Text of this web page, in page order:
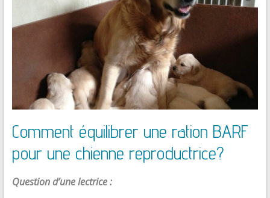
Comment équilibrer une ration BARF
pour une chienne reproductrice?
Question d’une lectrice :